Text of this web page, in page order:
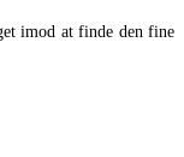
imod at finde den fine